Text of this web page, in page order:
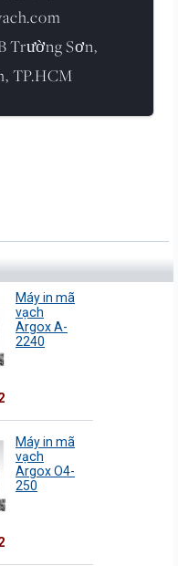
Trường Sơn,
TP.HCM
Máy in mã
vạch
Argox A-
2240
Máy in mã
vạch
Argox O4-
250